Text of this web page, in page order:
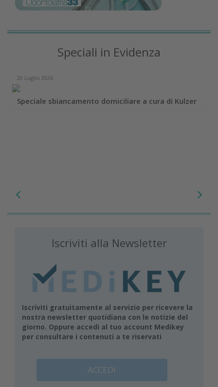
Speciali in Evidenza
20 Luglio 2026
Speciale sbiancamento domiciliare a cura di Kulzer
Iscriviti alla Newsletter
Iscriviti gratuitamente al servizio per ricevere la
nostra newsletter quotidiana con le notizie del
giorno. Oppure accedi al tuo account Medikey
per consultare i contenuti a te riservati
ACCEDI